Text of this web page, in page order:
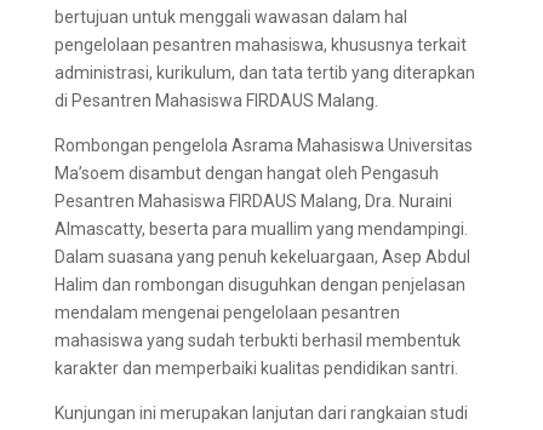
bertujuan untuk menggali wawasan dalam hal
pengelolaan pesantren mahasiswa, khususnya terkait
administrasi, kurikulum, dan tata tertib yang diterapkan
di Pesantren Mahasiswa FIRDAUS Malang.
Rombongan pengelola Asrama Mahasiswa Universitas
Ma’soem disambut dengan hangat oleh Pengasuh
Pesantren Mahasiswa FIRDAUS Malang, Dra. Nuraini
Almascatty, beserta para muallim yang mendampingi.
Dalam suasana yang penuh kekeluargaan, Asep Abdul
Halim dan rombongan disuguhkan dengan penjelasan
mendalam mengenai pengelolaan pesantren
mahasiswa yang sudah terbukti berhasil membentuk
karakter dan memperbaiki kualitas pendidikan santri.
Kunjungan ini merupakan lanjutan dari rangkaian studi